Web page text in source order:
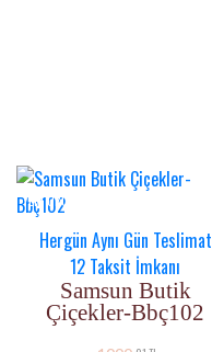
YENI ÜRÜN
Hergün Aynı Gün Teslimat
12 Taksit İmkanı
Samsun Butik
Çiçekler-Bbç102